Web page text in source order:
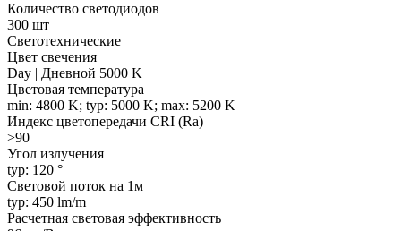
Количество светодиодов
300 шт
Светотехнические
Цвет свечения
Day | Дневной 5000 K
Цветовая температура
min: 4800 K; typ: 5000 K; max: 5200 K
Индекс цветопередачи CRI (Ra)
>90
Угол излучения
typ: 120 °
Световой поток на 1м
typ: 450 lm/m
Расчетная световая эффективность